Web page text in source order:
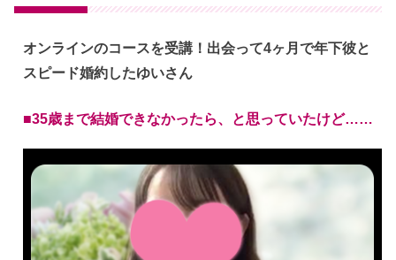
オンラインのコースを受講！出会って4ヶ月で年下彼と
スピード婚約したゆいさん
■35歳まで結婚できなかったら、と思っていたけど……